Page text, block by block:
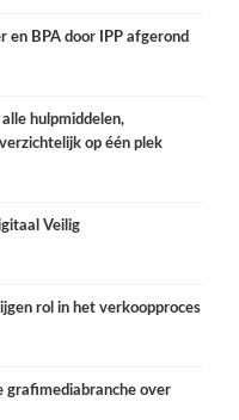
en BPA door IPP afgerond
hulpmiddelen,
op één plek
Veilig
rol in het verkoopproces
grafimediabranche over